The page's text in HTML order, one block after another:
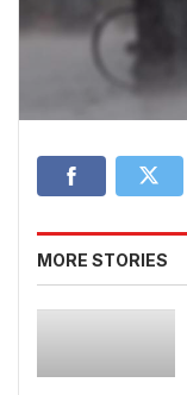
MORE STORIES